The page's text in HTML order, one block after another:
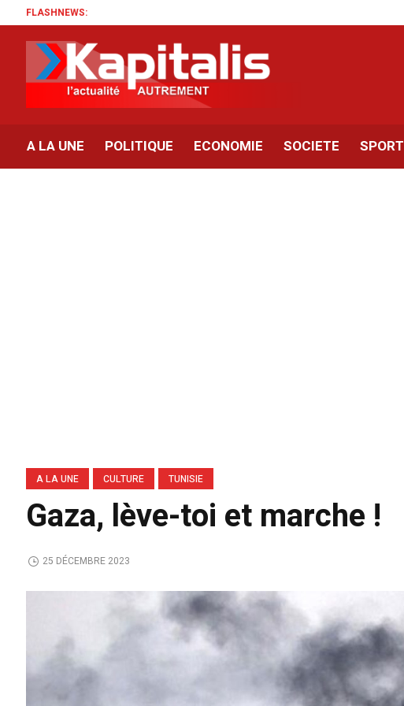
FLASHNEWS:
A LA UNE POLITIQUE ECONOMIE SOCIETE SPORT
A LA UNE CULTURE TUNISIE
Gaza, lève-toi et marche !
25 DÉCEMBRE 2023